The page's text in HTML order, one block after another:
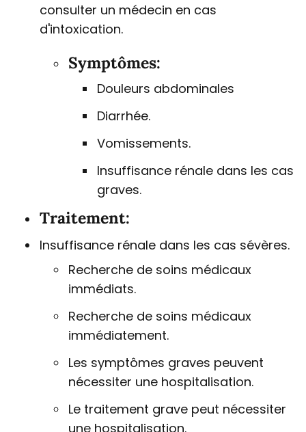
consulter un médecin en cas
d'intoxication.
Symptômes:
Douleurs abdominales
Diarrhée.
Vomissements.
Insuffisance rénale dans les cas
graves.
Traitement:
Insuffisance rénale dans les cas sévères.
Recherche de soins médicaux
immédiats.
Recherche de soins médicaux
immédiatement.
Les symptômes graves peuvent
nécessiter une hospitalisation.
Le traitement grave peut nécessiter
une hospitalisation.